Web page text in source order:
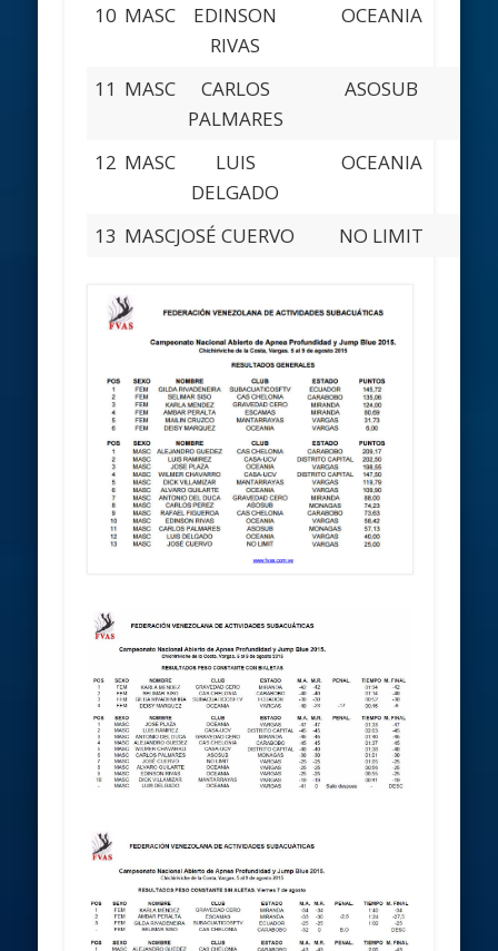
10 MASC
EDINSON
RIVAS
OCEANIA
11 MASC
CARLOS
PALMARES
ASOSUB
12 MASC
LUIS
DELGADO
OCEANIA
13 MASCJOSÉ CUERVO NO LIMIT